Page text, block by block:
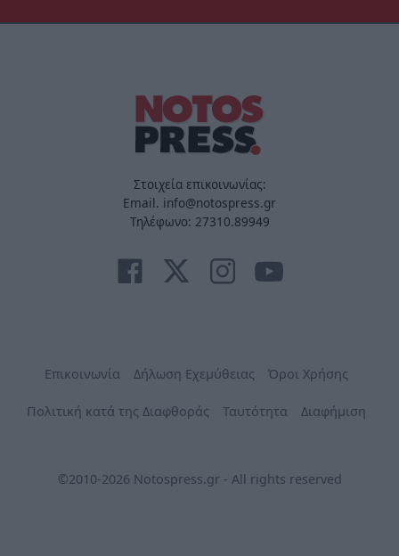
Στοιχεία επικοινωνίας:
Email. info@notospress.gr
Τηλέφωνο: 27310.89949
Επικοινωνία Δήλωση Εχεμύθειας Όροι Χρήσης
Πολιτική κατά της Διαφθοράς Ταυτότητα Διαφήμιση
©2010-2026 Notospress.gr - All rights reserved